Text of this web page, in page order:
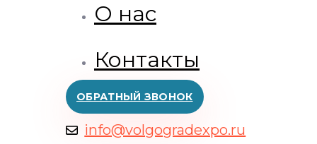
О нас
Контакты
ОБРАТНЫЙ ЗВОНОК
info@volgogradexpo.ru